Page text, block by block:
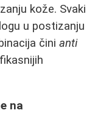
kože. Svaki
u postizanju
čini anti
na